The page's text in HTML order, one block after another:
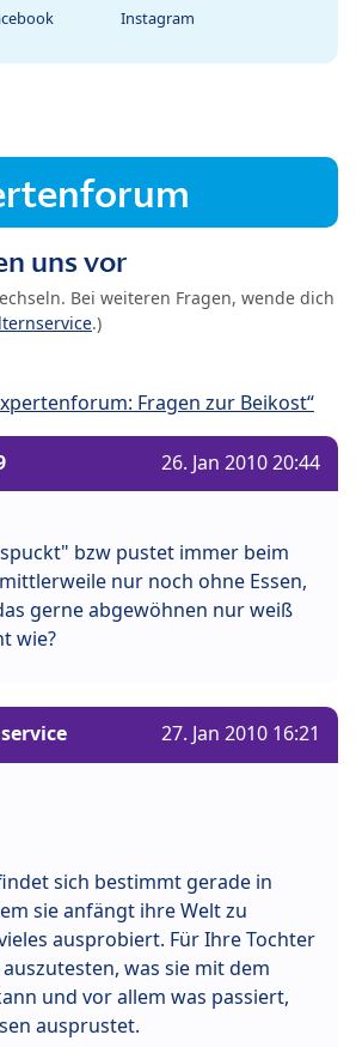
Instagram
uns vor
Bei weiteren Fragen, wende dich
.)
Fragen zur Beikost“
26. Jan 2010 20:44
bzw pustet immer beim
nur noch ohne Essen,
gerne abgewöhnen nur weiß
wie?
27. Jan 2010 16:21
sich bestimmt gerade in
sie anfängt ihre Welt zu
ausprobiert. Für Ihre Tochter
was sie mit dem
und vor allem was passiert,
ausprustet.